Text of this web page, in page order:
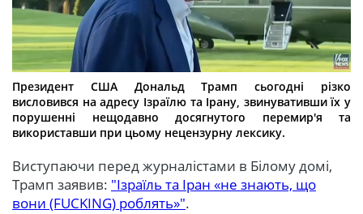
Президент США Дональд Трамп сьогодні різко
висловився на адресу Ізраїлю та Ірану, звинувативши їх у
порушенні нещодавно досягнутого перемир'я та
використавши при цьому нецензурну лексику.
Виступаючи перед журналістами в Білому домі,
Трамп заявив: "Ізраїль та Іран «не знають, що
вони (FUCKING) роблять»".